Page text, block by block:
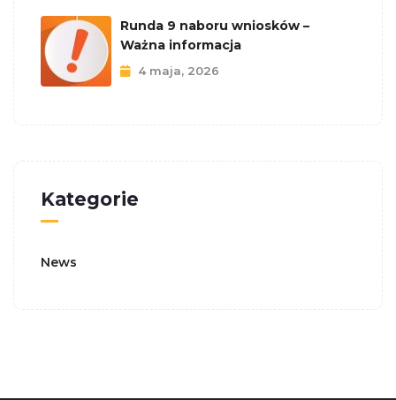
Runda 9 naboru wniosków –
Ważna informacja
4 maja, 2026
Kategorie
News